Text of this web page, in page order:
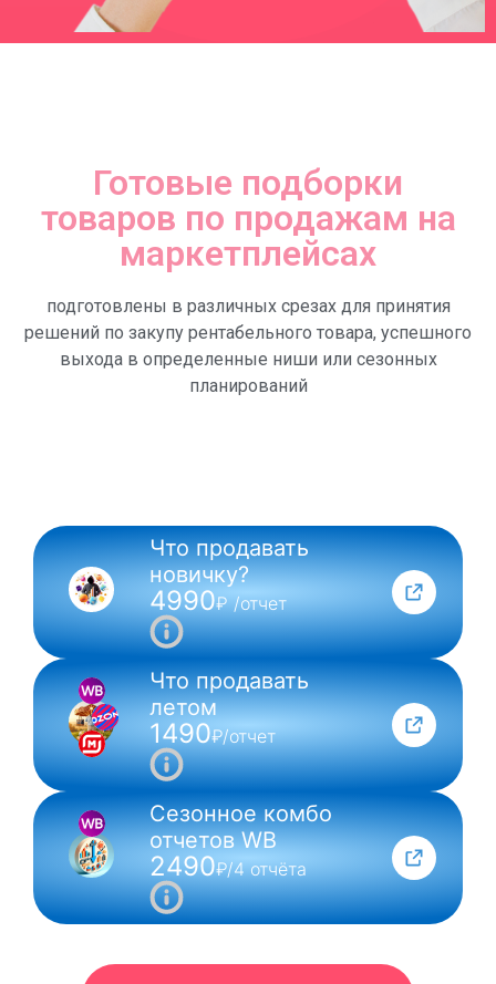
Готовые подборки
товаров по продажам на
маркетплейсах
подготовлены в различных срезах для принятия
решений по закупу рентабельного товара, успешного
выхода в определенные ниши или сезонных
планирований
NEW
Что продавать
новичку?
4990₽ /отчет
Что продавать
летом
1490₽/отчет
Сезонное комбо
отчетов WB
2490₽/4 отчёта